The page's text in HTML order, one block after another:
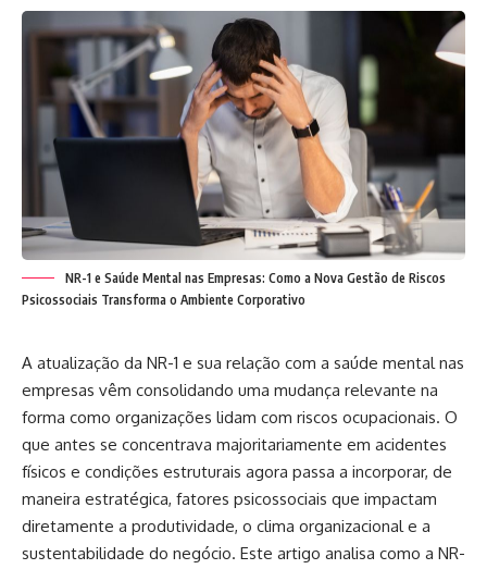
NR-1 e Saúde Mental nas Empresas: Como a Nova Gestão de Riscos
Psicossociais Transforma o Ambiente Corporativo
A atualização da NR-1 e sua relação com a saúde mental nas
empresas vêm consolidando uma mudança relevante na
forma como organizações lidam com riscos ocupacionais. O
que antes se concentrava majoritariamente em acidentes
físicos e condições estruturais agora passa a incorporar, de
maneira estratégica, fatores psicossociais que impactam
diretamente a produtividade, o clima organizacional e a
sustentabilidade do negócio. Este artigo analisa como a NR-